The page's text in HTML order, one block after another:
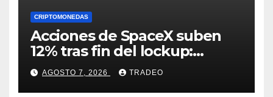
CRIPTOMONEDAS
Acciones de SpaceX suben
12% tras fin del lockup:
¿Hasta dónde podrían llegar
en agosto?
AGOSTO 7, 2026 TRADEO